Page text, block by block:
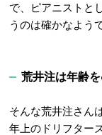
で、ピアニストと
うのは確かなよう
荒井注は年齢
そんな荒井注さん
年上のドリフター